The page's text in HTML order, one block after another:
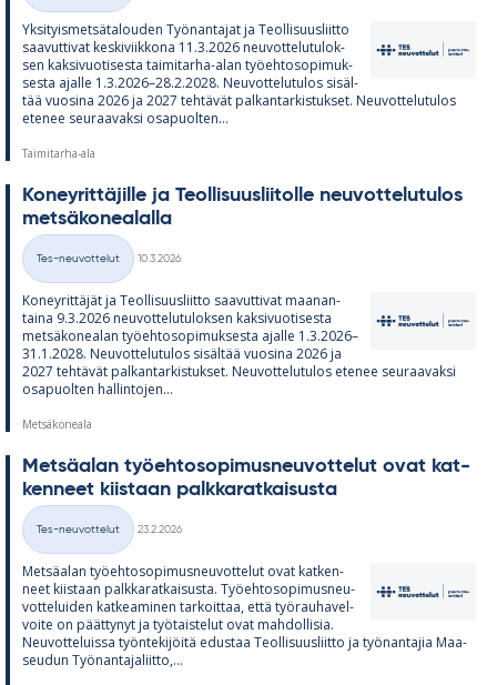
Yk­si­tyis­met­sä­ta­lou­den Työ­nan­ta­jat ja Teol­li­suus­liitto
saa­vut­ti­vat kes­ki­viik­kona 11.3.2026 neu­vot­te­lu­tu­lok­
sen kak­si­vuo­ti­sesta tai­mi­tarha-alan työ­eh­to­so­pi­muk­
sesta ajalle 1.3.2026–28.2.2028. Neu­vot­te­lu­tu­los si­säl­
tää vuo­sina 2026 ja 2027 teh­tä­vät pal­kan­tar­kis­tuk­set. Neu­vot­te­lu­tu­los
ete­nee seu­raa­vaksi os­a­puol­ten...
Taimitarha-ala
Ko­ney­rit­tä­jille ja Teol­li­suus­lii­tolle neu­vot­te­lu­tu­los
met­sä­ko­nea­lalla
Kategoriat
Tes-neuvottelut
10.3.2026
Ko­ney­rit­tä­jät ja Teol­li­suus­liitto saa­vut­ti­vat maa­nan­
taina 9.3.2026 neu­vot­te­lu­tu­lok­sen kak­si­vuo­ti­sesta
met­sä­ko­nea­lan työ­eh­to­so­pi­muk­sesta ajalle 1.3.2026–
31.1.2028. Neu­vot­te­lu­tu­los si­säl­tää vuo­sina 2026 ja
2027 teh­tä­vät pal­kan­tar­kis­tuk­set. Neu­vot­te­lu­tu­los ete­nee seu­raa­vaksi
os­a­puol­ten hal­lin­to­jen...
Metsäkoneala
Met­sä­alan työ­eh­to­so­pi­mus­neu­vot­te­lut ovat kat­
ken­neet kiis­taan palk­ka­rat­kai­susta
Kategoriat
Tes-neuvottelut
23.2.2026
Met­sä­alan työ­eh­to­so­pi­mus­neu­vot­te­lut ovat kat­ken­
neet kiis­taan palk­ka­rat­kai­susta. Työ­eh­to­so­pi­mus­neu­
vot­te­lui­den kat­kea­mi­nen tar­koit­taa, että työ­rau­ha­vel­
voite on päät­ty­nyt ja työ­tais­te­lut ovat mah­dol­li­sia.
Neu­vot­te­luissa työn­te­ki­jöitä edus­taa Teol­li­suus­liitto ja työ­nan­ta­jia Maa­
seu­dun Työ­nan­ta­ja­liitto,...